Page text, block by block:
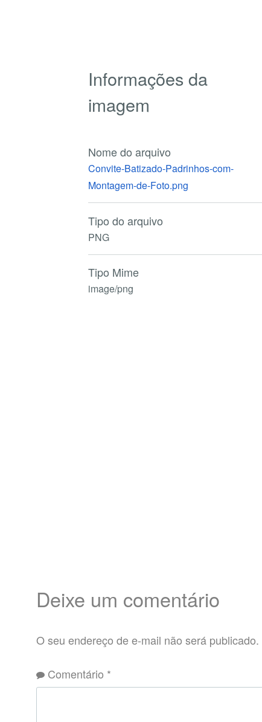
Informações da
imagem
Nome do arquivo
Convite-Batizado-Padrinhos-com-
Montagem-de-Foto.png
Tipo do arquivo
PNG
Tipo Mime
image/png
Deixe um comentário
O seu endereço de e-mail não será publicado.
Comentário *